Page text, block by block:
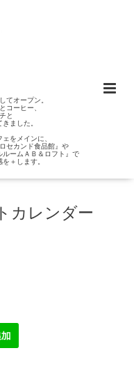
てオープン。
コーヒー、
と
ました。
ェをメインに、
セカンド食品館』や
ルームＡＢ＆ロフト』で
＋します。
カレンダー